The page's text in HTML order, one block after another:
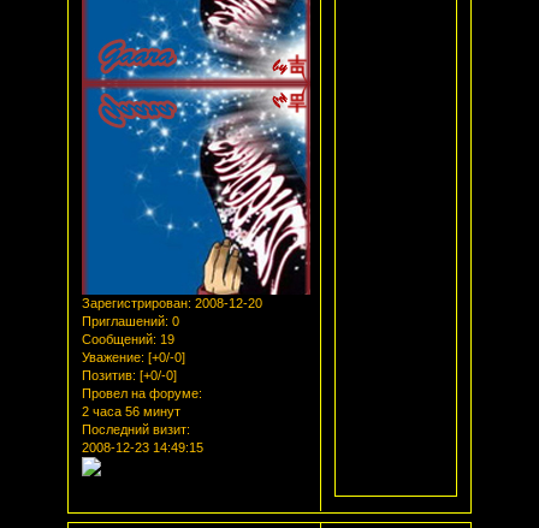
Зарегистрирован: 2008-12-20
Приглашений: 0
Сообщений: 19
Уважение: [+0/-0]
Позитив: [+0/-0]
Провел на форуме:
2 часа 56 минут
Последний визит:
2008-12-23 14:49:15